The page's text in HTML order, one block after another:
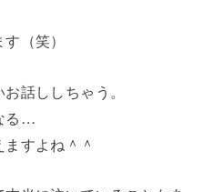
（笑）
話ししちゃう。
る…
すよね＾＾